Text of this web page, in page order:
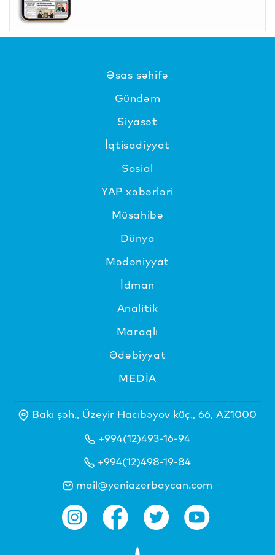
Əsas səhifə
Gündəm
Siyasət
İqtisadiyyat
Sosial
YAP xəbərləri
Müsahibə
Dünya
Mədəniyyat
İdman
Analitik
Maraqlı
Ədəbiyyat
MEDİA
Bakı şəh., Üzeyir Hacıbəyov küç., 66, AZ1000
+994(12)493-16-94
+994(12)498-19-84
mail@yeniazerbaycan.com